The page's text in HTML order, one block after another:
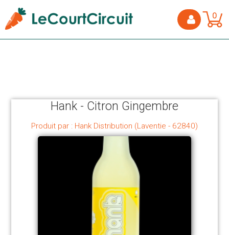
0
Hank - Citron Gingembre
Produit par : Hank Distribution (Laventie - 62840)